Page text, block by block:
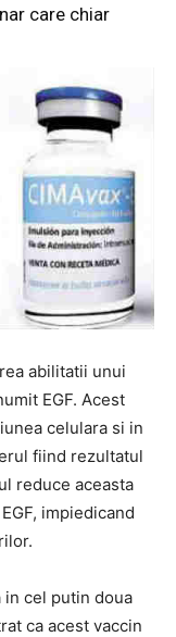
care chiar
abilitatii unui
EGF. Acest
celulara si in
fiind rezultatul
reduce aceasta
impiedicand
in cel putin doua
ca acest vaccin